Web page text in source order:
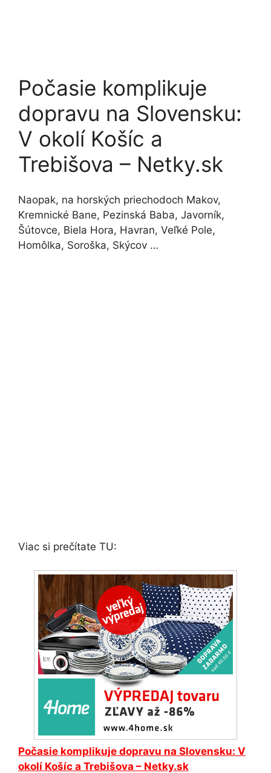
Počasie komplikuje
dopravu na Slovensku:
V okolí Košíc a
Trebišova – Netky.sk
Naopak, na horských priechodoch Makov,
Kremnické Bane, Pezinská Baba, Javorník,
Šútovce, Biela Hora, Havran, Veľké Pole,
Homôlka, Soroška, Skýcov …
Viac si prečítate TU:
Počasie komplikuje dopravu na Slovensku: V
okolí Košíc a Trebišova – Netky.sk